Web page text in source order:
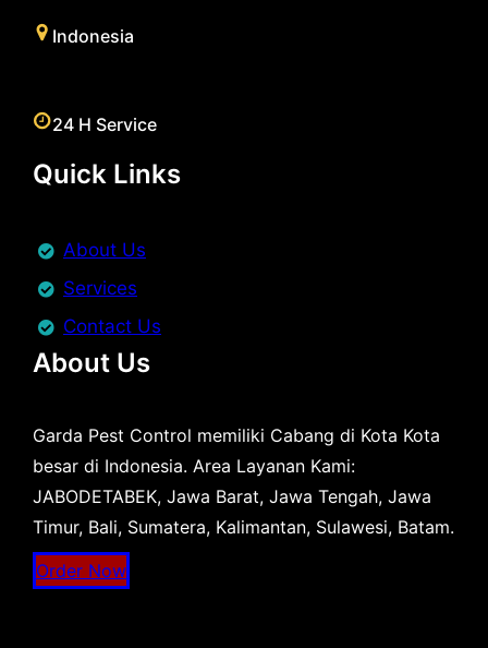
Indonesia
24 H Service
Quick Links
About Us
Services
Contact Us
About Us
Garda Pest Control memiliki Cabang di Kota Kota
besar di Indonesia. Area Layanan Kami:
JABODETABEK, Jawa Barat, Jawa Tengah, Jawa
Timur, Bali, Sumatera, Kalimantan, Sulawesi, Batam.
Order Now